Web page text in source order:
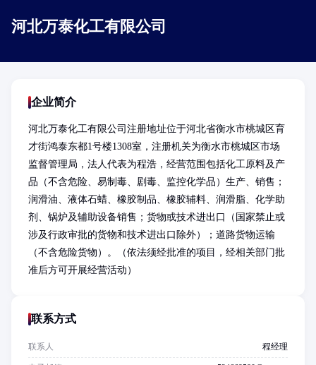
河北万泰化工有限公司
企业简介
河北万泰化工有限公司注册地址位于河北省衡水市桃城区育
才街鸿泰东都1号楼1308室，注册机关为衡水市桃城区市场
监督管理局，法人代表为程浩，经营范围包括化工原料及产
品（不含危险、易制毒、剧毒、监控化学品）生产、销售；
润滑油、液体石蜡、橡胶制品、橡胶辅料、润滑脂、化学助
剂、锅炉及辅助设备销售；货物或技术进出口（国家禁止或
涉及行政审批的货物和技术进出口除外）；道路货物运输
（不含危险货物）。（依法须经批准的项目，经相关部门批
准后方可开展经营活动）
联系方式
联系人 程经理